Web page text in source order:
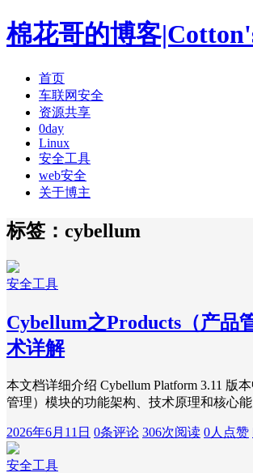
棉花哥的博客
首页
车联网安全
资源共享
0day
Linux
安全工具
web安全
关于博主
标签：cybellum
安全工具
Cybellum之Products（产品
术详解
本文档详细介绍 Cybellum Platform 3.11 版
管理）模块的功能架构、技术原理和核心能
2026年6月11日 0条评论 306次阅读 0人点赞
安全工具